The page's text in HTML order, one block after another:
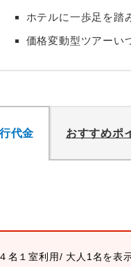
ホテルに一歩足を踏
価格変動型ツアーい
代金 おすすめポ
４名１室利用/ 大人1名を表